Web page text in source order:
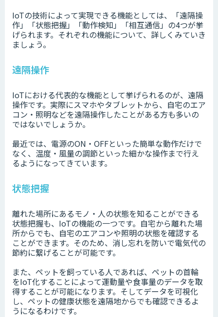
IoTの技術によって実現できる機能としては、「遠隔操
作」「状態把握」「動作検知」「相互通信」の4つが挙
げられます。それぞれの機能について、詳しくみていき
ましょう。
遠隔操作
IoTにおける代表的な機能として挙げられるのが、遠隔
操作です。実際にスマホやタブレットから、自宅のエア
コン・照明などを遠隔操作したことがある方も多いの
ではないでしょうか。
最近では、電源のON・OFFといった簡単な動作だけで
なく、温度・風量の調節といった細かな操作まで行え
るようになってきています。
状態把握
離れた場所にあるモノ・人の状態を知ることができる
状態把握も、IoTの機能の一つです。自宅から離れた場
所からでも、自宅のエアコンや照明の状態を確認する
ことができます。そのため、消し忘れを防いで電気代の
節約に繋げることが可能です。
また、ペットを飼っている人であれば、ペットの首輪
をIoT化することによって運動量や食事量のデータを取
得することが可能になります。そしてデータを可視化
し、ペットの健康状態を遠隔地からでも確認できるよ
うになるわけです。